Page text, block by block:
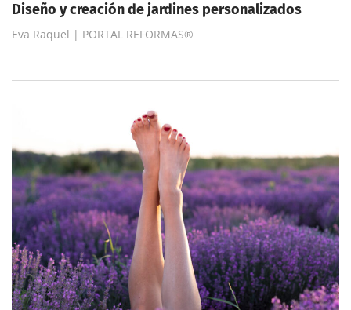
Diseño y creación de jardines personalizados
Eva Raquel | PORTAL REFORMAS®